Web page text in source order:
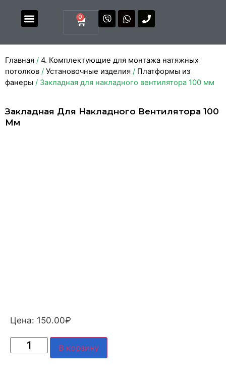
0
Главная / 4. Комплектующие для монтажа натяжных
потолков / Установочные изделия / Платформы из
фанеры / Закладная для накладного вентилятора 100 мм
Закладная Для Накладного Вентилятора 100
Мм
Цена: 150.00₽
В корзину